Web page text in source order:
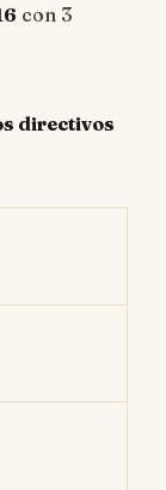
con 3
directivos